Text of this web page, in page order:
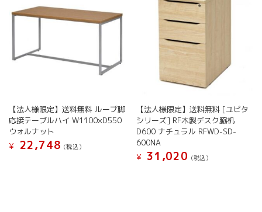
収
納
【法人様限定】送料無料 ループ脚
応接テーブルハイ W1100×D550
ウォルナット
¥
22,748 (税込）
【法人様限定】送料無料 [ユピタ
シリーズ] RF木製デスク脇机
D600 ナチュラル RFWD-SD-
600NA
¥
31,020 (税込）